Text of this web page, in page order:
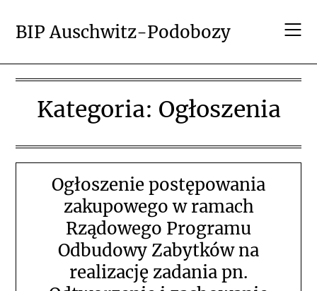
content
BIP Auschwitz-Podobozy
Kategoria: Ogłoszenia
Ogłoszenie postępowania
zakupowego w ramach
Rządowego Programu
Odbudowy Zabytków na
realizację zadania pn.